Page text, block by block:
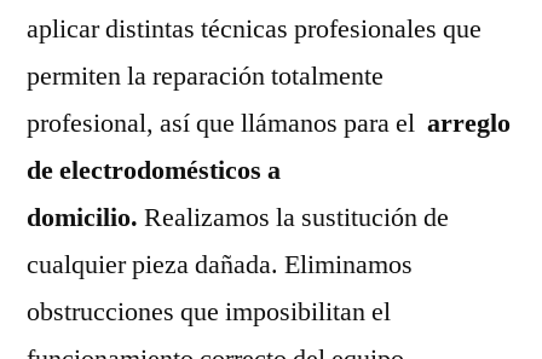
aplicar distintas técnicas profesionales que
permiten la reparación totalmente
profesional, así que llámanos para el arreglo
de electrodomésticos a
domicilio. Realizamos la sustitución de
cualquier pieza dañada. Eliminamos
obstrucciones que imposibilitan el